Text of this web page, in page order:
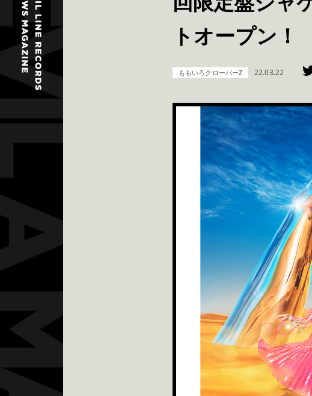
トオープン！
ももいろクローバーZ 22.03.22